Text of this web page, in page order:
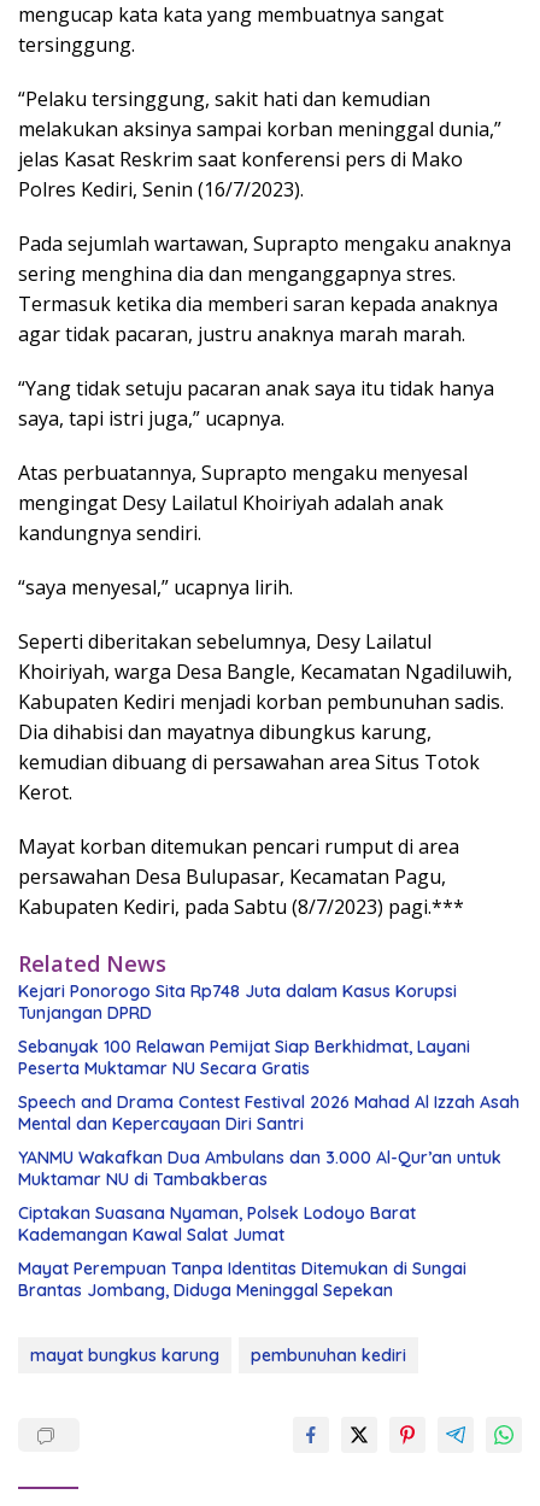
mengucap kata kata yang membuatnya sangat
tersinggung.
“Pelaku tersinggung, sakit hati dan kemudian
melakukan aksinya sampai korban meninggal dunia,”
jelas Kasat Reskrim saat konferensi pers di Mako
Polres Kediri, Senin (16/7/2023).
Pada sejumlah wartawan, Suprapto mengaku anaknya
sering menghina dia dan menganggapnya stres.
Termasuk ketika dia memberi saran kepada anaknya
agar tidak pacaran, justru anaknya marah marah.
“Yang tidak setuju pacaran anak saya itu tidak hanya
saya, tapi istri juga,” ucapnya.
Atas perbuatannya, Suprapto mengaku menyesal
mengingat Desy Lailatul Khoiriyah adalah anak
kandungnya sendiri.
“saya menyesal,” ucapnya lirih.
Seperti diberitakan sebelumnya, Desy Lailatul
Khoiriyah, warga Desa Bangle, Kecamatan Ngadiluwih,
Kabupaten Kediri menjadi korban pembunuhan sadis.
Dia dihabisi dan mayatnya dibungkus karung,
kemudian dibuang di persawahan area Situs Totok
Kerot.
Mayat korban ditemukan pencari rumput di area
persawahan Desa Bulupasar, Kecamatan Pagu,
Kabupaten Kediri, pada Sabtu (8/7/2023) pagi.***
Related News
Kejari Ponorogo Sita Rp748 Juta dalam Kasus Korupsi
Tunjangan DPRD
Sebanyak 100 Relawan Pemijat Siap Berkhidmat, Layani
Peserta Muktamar NU Secara Gratis
Speech and Drama Contest Festival 2026 Mahad Al Izzah Asah
Mental dan Kepercayaan Diri Santri
YANMU Wakafkan Dua Ambulans dan 3.000 Al-Qur’an untuk
Muktamar NU di Tambakberas
Ciptakan Suasana Nyaman, Polsek Lodoyo Barat
Kademangan Kawal Salat Jumat
Mayat Perempuan Tanpa Identitas Ditemukan di Sungai
Brantas Jombang, Diduga Meninggal Sepekan
mayat bungkus karung pembunuhan kediri